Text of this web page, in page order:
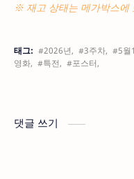
※ 재고 상태는 메가박스에
태그: #2026년, #3주차, #5월
영화, #특전, #포스터,
댓글 쓰기